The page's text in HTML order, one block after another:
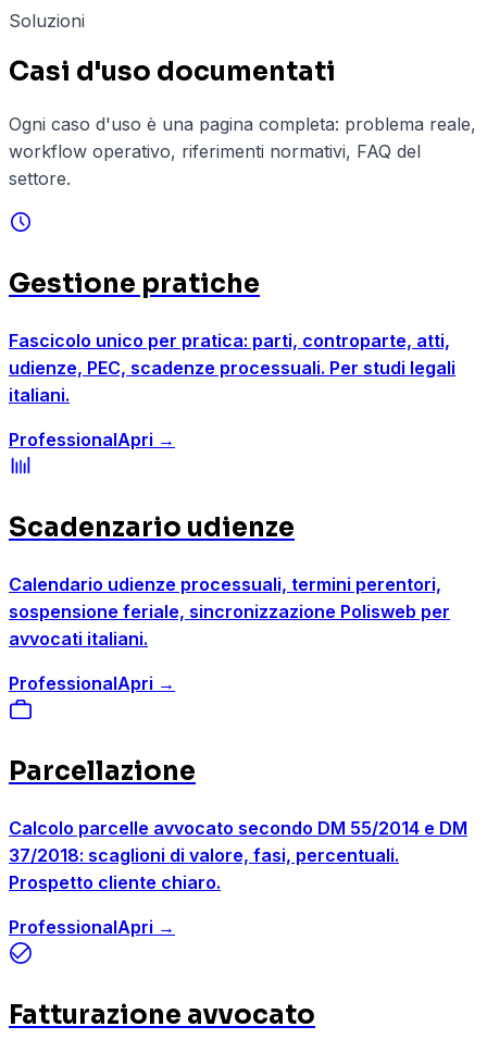
Soluzioni
Casi d'uso documentati
Ogni caso d'uso è una pagina completa: problema reale,
workflow operativo, riferimenti normativi, FAQ del
settore.
Gestione pratiche
Fascicolo unico per pratica: parti, controparte, atti,
udienze, PEC, scadenze processuali. Per studi legali
italiani.
ProfessionalApri →
Scadenzario udienze
Calendario udienze processuali, termini perentori,
sospensione feriale, sincronizzazione Polisweb per
avvocati italiani.
ProfessionalApri →
Parcellazione
Calcolo parcelle avvocato secondo DM 55/2014 e DM
37/2018: scaglioni di valore, fasi, percentuali.
Prospetto cliente chiaro.
ProfessionalApri →
Fatturazione avvocato